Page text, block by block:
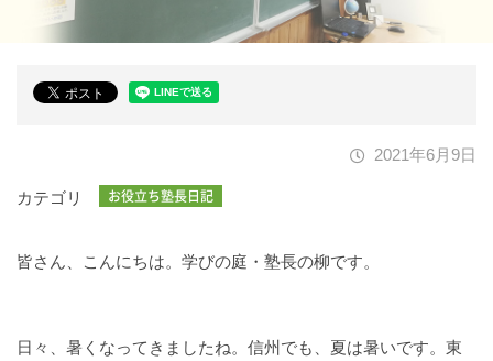
2021年6月9日
カテゴリ お役立ち塾長日記
皆さん、こんにちは。学びの庭・塾長の柳です。
日々、暑くなってきましたね。信州でも、夏は暑いです。東